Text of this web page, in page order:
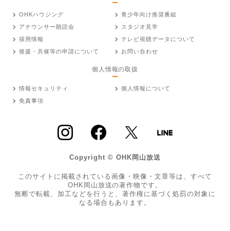
OHKハウジング
青少年向け推奨番組
アナウンサー朗読会
スタジオ見学
採用情報
テレビ視聴データについて
後援・共催等の申請について
お問い合わせ
個人情報の取扱
情報セキュリティ
個人情報について
免責事項
Copyright © OHK岡山放送
このサイトに掲載されている画像・映像・文章等は、すべて
OHK岡山放送の著作物です。
無断で転載、加工などを行うと、著作権に基づく処罰の対象に
なる場合もあります。